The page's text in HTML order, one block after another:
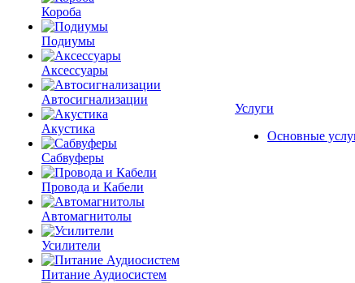
Короба
Подиумы
Аксессуары
Автосигнализации
Акустика
Сабвуферы
Провода и Кабели
Автомагнитолы
Усилители
Питание Аудиосистем
Услуги
Основные